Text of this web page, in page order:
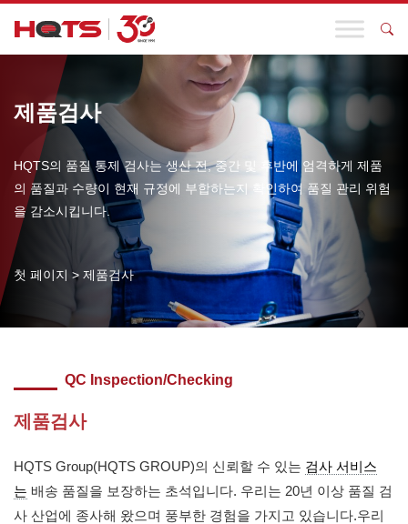
제품검사
HQTS의 품질 통제 검사는 생산 전, 중간 및 후반에 엄격하게 제품
의 품질과 수량이 현재 규정에 부합하는지 확인하여 품질 관리 위험
을 감소시킵니다.
첫 페이지 > 제품검사
QC Inspection/Checking
제품검사
HQTS Group(HQTS GROUP)의 신뢰할 수 있는 검사 서비스
는 배송 품질을 보장하는 초석입니다. 우리는 20년 이상 품질 검
사 산업에 종사해 왔으며 풍부한 경험을 가지고 있습니다.우리